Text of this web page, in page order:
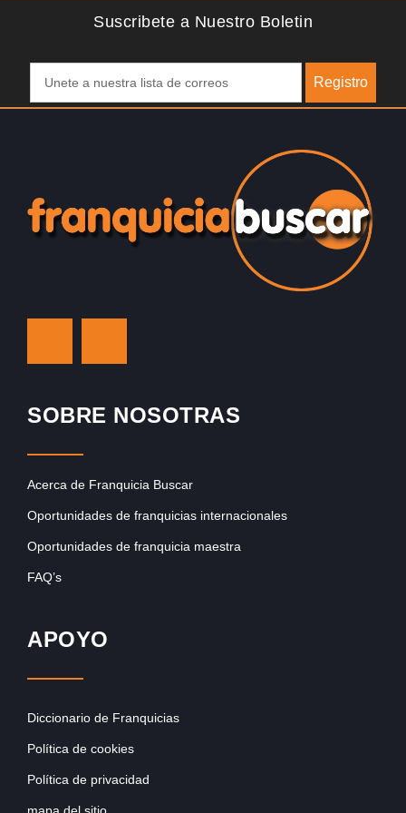
Suscribete a Nuestro Boletin
Registro
SOBRE NOSOTRAS
Acerca de Franquicia Buscar
Oportunidades de franquicias internacionales
Oportunidades de franquicia maestra
FAQ’s
APOYO
Diccionario de Franquicias
Política de cookies
Política de privacidad